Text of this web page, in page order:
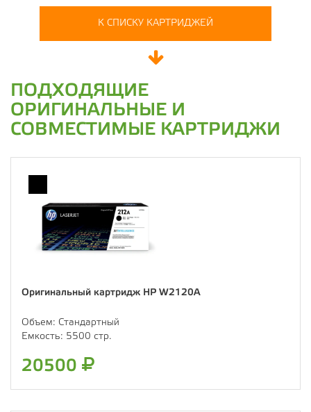
К СПИСКУ КАРТРИДЖЕЙ
ПОДХОДЯЩИЕ
ОРИГИНАЛЬНЫЕ И
СОВМЕСТИМЫЕ КАРТРИДЖИ
Оригинальный картридж HP W2120A
Объем: Стандартный
Емкость: 5500 стр.
20500